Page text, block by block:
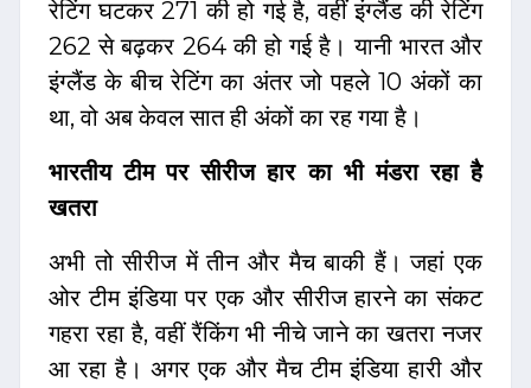
रेटिंग घटकर 271 की हो गई है, वहीं इंग्लैंड की रेटिंग
262 से बढ़कर 264 की हो गई है। यानी भारत और
इंग्लैंड के बीच रेटिंग का अंतर जो पहले 10 अंकों का
था, वो अब केवल सात ही अंकों का रह गया है।
भारतीय टीम पर सीरीज हार का भी मंडरा रहा है
खतरा
अभी तो सीरीज में तीन और मैच बाकी हैं। जहां एक
ओर टीम इंडिया पर एक और सीरीज हारने का संकट
गहरा रहा है, वहीं रैंकिंग भी नीचे जाने का खतरा नजर
आ रहा है। अगर एक और मैच टीम इंडिया हारी और